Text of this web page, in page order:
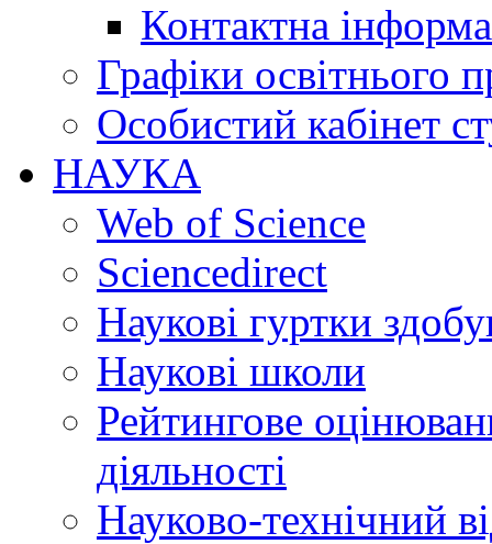
Контактна
Графіки освітнього
Особистий кабінет
НАУКА
Web of Science
Sciencedirect
Наукові гуртки
Наукові школи
Рейтингове
діяльності
Науково-технічний